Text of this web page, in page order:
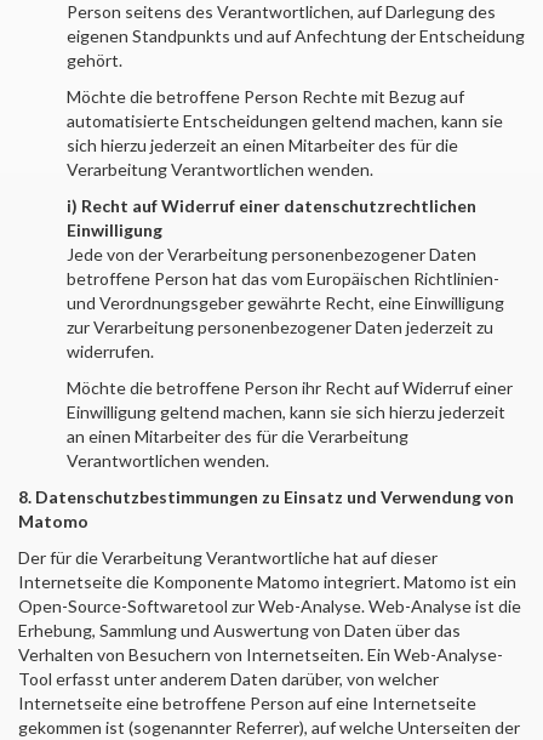
Person seitens des Verantwortlichen, auf Darlegung des
eigenen Standpunkts und auf Anfechtung der Entscheidung
gehört.
Möchte die betroffene Person Rechte mit Bezug auf
automatisierte Entscheidungen geltend machen, kann sie
sich hierzu jederzeit an einen Mitarbeiter des für die
Verarbeitung Verantwortlichen wenden.
i) Recht auf Widerruf einer datenschutzrechtlichen
Einwilligung
Jede von der Verarbeitung personenbezogener Daten
betroffene Person hat das vom Europäischen Richtlinien-
und Verordnungsgeber gewährte Recht, eine Einwilligung
zur Verarbeitung personenbezogener Daten jederzeit zu
widerrufen.
Möchte die betroffene Person ihr Recht auf Widerruf einer
Einwilligung geltend machen, kann sie sich hierzu jederzeit
an einen Mitarbeiter des für die Verarbeitung
Verantwortlichen wenden.
8. Datenschutzbestimmungen zu Einsatz und Verwendung von
Matomo
Der für die Verarbeitung Verantwortliche hat auf dieser
Internetseite die Komponente Matomo integriert. Matomo ist ein
Open-Source-Softwaretool zur Web-Analyse. Web-Analyse ist die
Erhebung, Sammlung und Auswertung von Daten über das
Verhalten von Besuchern von Internetseiten. Ein Web-Analyse-
Tool erfasst unter anderem Daten darüber, von welcher
Internetseite eine betroffene Person auf eine Internetseite
gekommen ist (sogenannter Referrer), auf welche Unterseiten der